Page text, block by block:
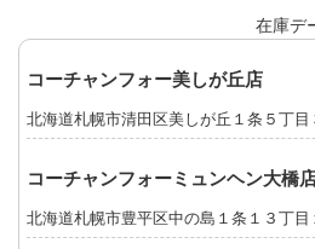
在庫デ
コーチャンフォー美しが丘店
北海道札幌市清田区美しが丘１条５丁目
コーチャンフォーミュンヘン大橋
北海道札幌市豊平区中の島１条１３丁目